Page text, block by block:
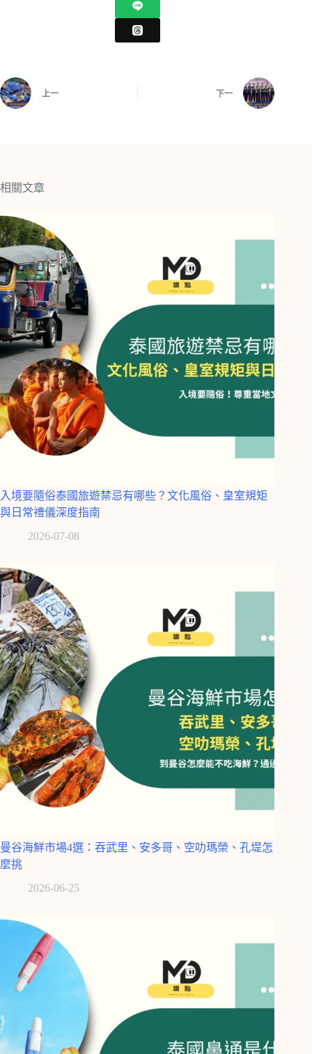
上一 下一
相關文章
入境要隨俗泰國旅遊禁忌有哪些？文化風俗、皇室規矩
與日常禮儀深度指南
2026-07-08
曼谷海鮮市場4選：吞武里、安多哥、空叻瑪榮、孔堤怎
麼挑
2026-06-25